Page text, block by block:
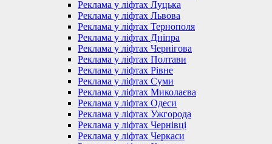
Реклама у ліфтах Луцька
Реклама у ліфтах Львова
Реклама у ліфтах Тернополя
Реклама у ліфтах Дніпра
Реклама у ліфтах Чернігова
Реклама у ліфтах Полтави
Реклама у ліфтах Рівне
Реклама у ліфтах Суми
Реклама у ліфтах Миколаєва
Реклама у ліфтах Одеси
Реклама у ліфтах Ужгорода
Реклама у ліфтах Чернівці
Реклама у ліфтах Черкаси